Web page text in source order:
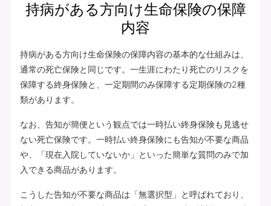
持病がある方向け生命保険の保障
内容
持病がある方向け生命保険の保障内容の基本的な仕組みは、
通常の死亡保険と同じです。一生涯にわたり死亡のリスクを
保障する終身保険と、一定期間のみ保障する定期保険の2種
類があります。
なお、告知が簡便という観点では一時払い終身保険も見逃せ
ない死亡保険です。一時払い終身保険にも告知が不要な商品
や、「現在入院していないか」といった簡単な質問のみで加
入できる商品があります。
こうした告知が不要な商品は「無選択型」と呼ばれており、